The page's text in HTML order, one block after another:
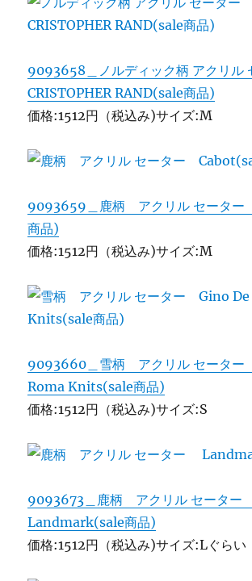
9093658＿ノルディック柄 アクリル
CRISTOPHER RAND(sale商品)
価格:1512円（税込み)サイズ:M
9093659＿鹿柄 アクリル セータ
商品)
価格:1512円（税込み)サイズ:M
9093660＿雪柄 アクリル セータ
Roma Knits(sale商品)
価格:1512円（税込み)サイズ:S
9093673＿鹿柄 アクリル セーター
Landmark(sale商品)
価格:1512円（税込み)サイズ:Lぐらい